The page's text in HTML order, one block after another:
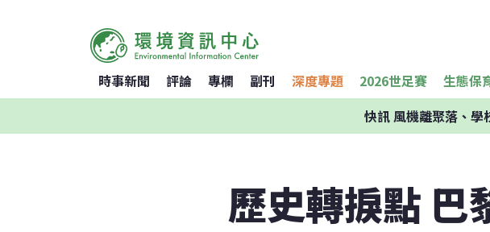
時事新聞 評論 專欄 副刊 深度專題 2026世足賽 生態保
快訊風機離聚落、學
歷史轉捩點 巴